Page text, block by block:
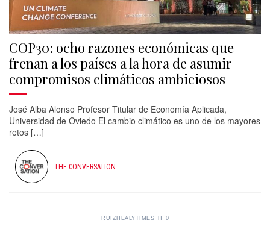
COP30: ocho razones económicas que
frenan a los países a la hora de asumir
compromisos climáticos ambiciosos
José Alba Alonso Profesor Titular de Economía Aplicada,
Universidad de Oviedo El cambio climático es uno de los mayores
retos […]
THE CONVERSATION
RUIZHEALYTIMES_H_0